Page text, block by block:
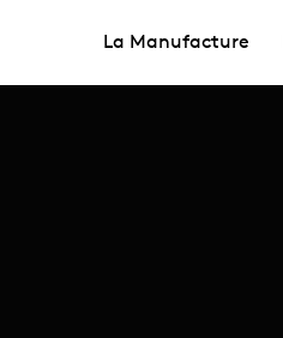
La Manufacture